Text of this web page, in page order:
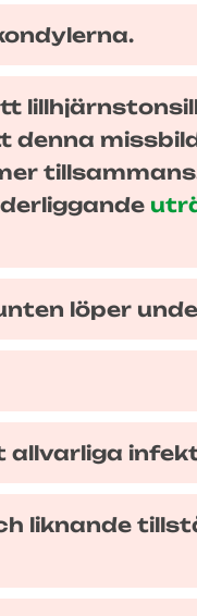
denna
löper
allvarliga
liknande